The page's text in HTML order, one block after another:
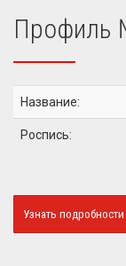
Профиль
Название:
Роспись:
Узнать подробности